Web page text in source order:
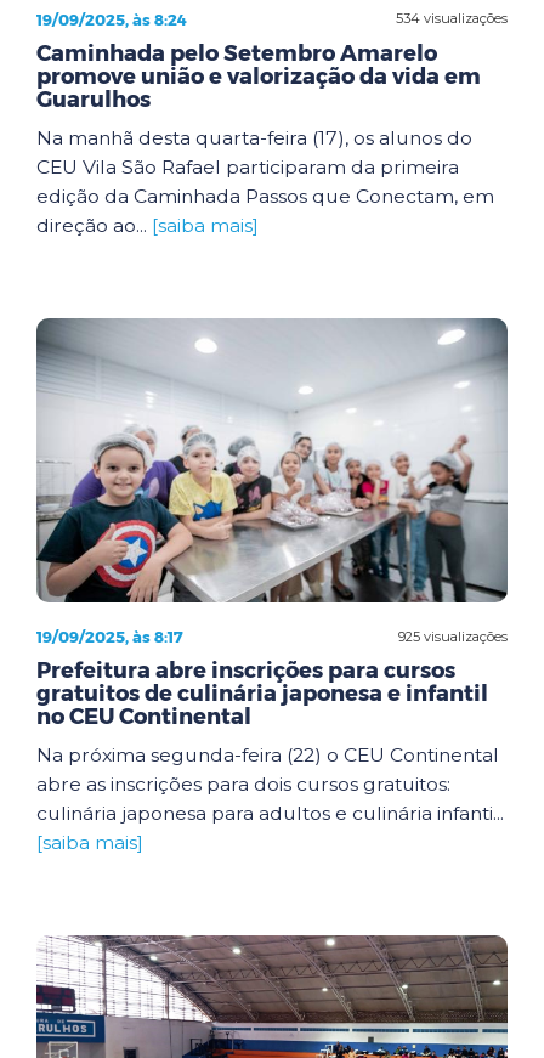
534 visualizações
19/09/2025, às 8:24
Caminhada pelo Setembro Amarelo
promove união e valorização da vida em
Guarulhos
Na manhã desta quarta-feira (17), os alunos do
CEU Vila São Rafael participaram da primeira
edição da Caminhada Passos que Conectam, em
direção ao... [saiba mais]
925 visualizações
19/09/2025, às 8:17
Prefeitura abre inscrições para cursos
gratuitos de culinária japonesa e infantil
no CEU Continental
Na próxima segunda-feira (22) o CEU Continental
abre as inscrições para dois cursos gratuitos:
culinária japonesa para adultos e culinária infanti...
[saiba mais]